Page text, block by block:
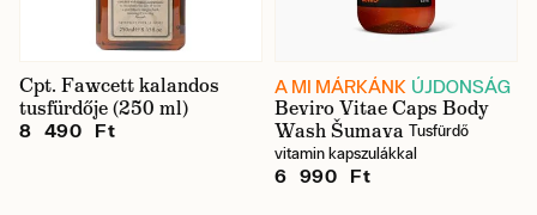
Cpt. Fawcett kalandos
tusfürdője (250 ml)
8 490 Ft
A MI MÁRKÁNK ÚJDONSÁG
Beviro Vitae Caps Body
Wash Šumava Tusfürdő
vitamin kapszulákkal
6 990 Ft